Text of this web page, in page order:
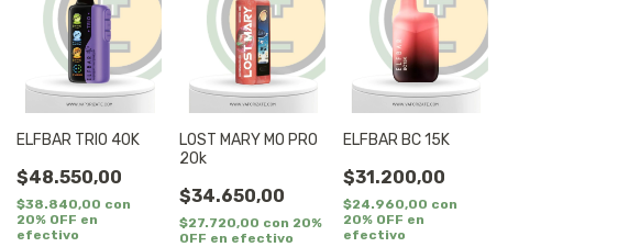
ELFBAR TRIO 40K
$48.550,00
$38.840,00 con
20% OFF en
efectivo
LOST MARY MO PRO
20k
$34.650,00
$27.720,00 con 20%
OFF en efectivo
ELFBAR BC 15K
$31.200,00
$24.960,00 con
20% OFF en
efectivo